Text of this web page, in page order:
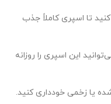
تا اسپری کاملاً جذب
این اسپری را روزانه
یا زخمی خودداری کنید.